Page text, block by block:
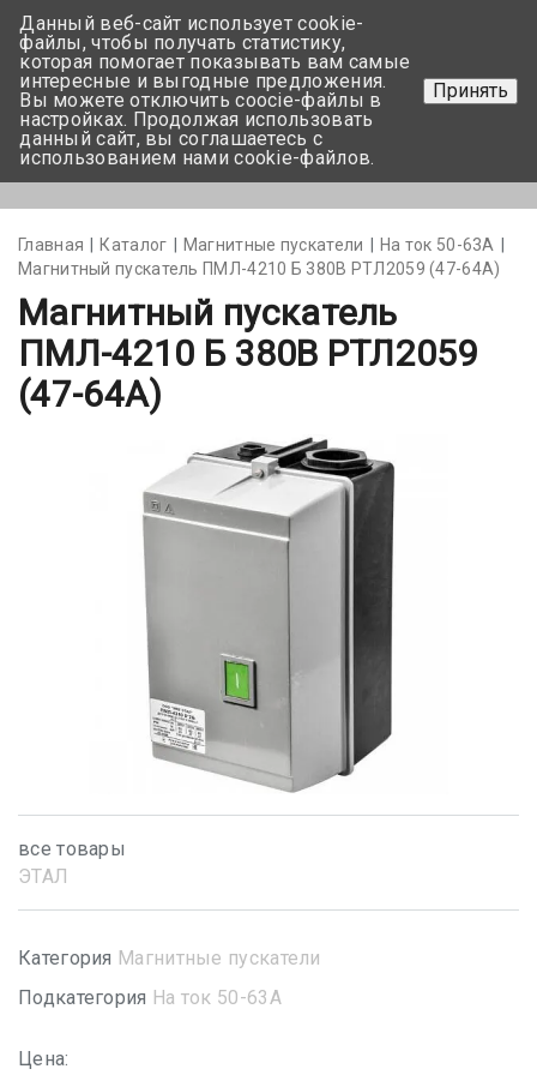
+375 17-350-99-56
+375 44-752-82-08
Задать вопрос
Главная Каталог Магнитные пускатели
На ток 50-63А
Магнитный пускатель ПМЛ-4210 Б 380В РТЛ2059 (47-64А)
Магнитный пускатель
ПМЛ-4210 Б 380В РТЛ2059
(47-64А)
все товары
ЭТАЛ
Категория Магнитные пускатели
Подкатегория На ток 50-63А
Цена:
Данный веб-сайт использует cookie-
файлы, чтобы получать статистику,
которая помогает показывать вам самые
интересные и выгодные предложения.
Вы можете отключить coocie-файлы в
настройках. Продолжая использовать
данный сайт, вы соглашаетесь с
использованием нами cookie-файлов.
Принять